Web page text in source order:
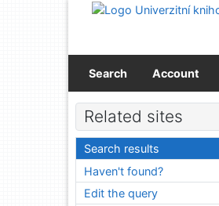
Go to content
Search Account
Related sites
Search results
Haven't found?
Edit the query